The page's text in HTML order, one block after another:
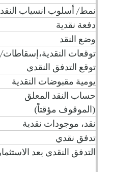
نمط/ أسلوب انسياب النقدية
دفعة نقدية
وضع النقد
توقعات النقدية،إسقاطات/
توقع التدفق النقدي
يومية مقبوضات النقدية
حساب النقد المعلق
(الموقوف مؤقتاً)
نقد، موجودات نقدية
تدفق نقدي
التدفق النقدي بعد الاستثمار